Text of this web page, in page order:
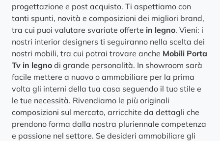
progettazione e post acquisto. Ti aspettiamo con
tanti spunti, novità e composizioni dei migliori brand,
tra cui puoi valutare svariate offerte in legno. Vieni: i
nostri interior designers ti seguiranno nella scelta dei
nostri mobili, tra cui potrai trovare anche Mobili Porta
Tv in legno di grande personalità. In showroom sarà
facile mettere a nuovo o ammobiliare per la prima
volta gli interni della tua casa seguendo il tuo stile e
le tue necessità. Rivendiamo le più originali
composizioni sul mercato, arricchite da dettagli che
prendono forma dalla nostra pluriennale competenza
e passione nel settore. Se desideri ammobiliare gli